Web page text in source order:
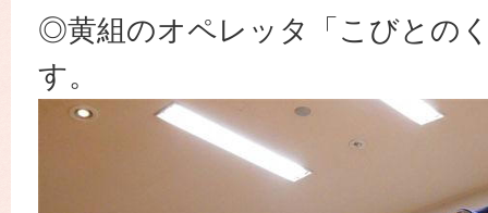
◎黄組のオペレッタ「こびとの
す。